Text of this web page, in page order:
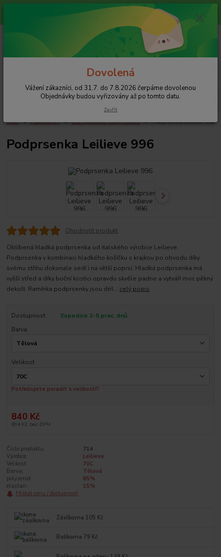
Vážení zákazníci, od 31.7. do 7.8.2026 čerpáme dovolenou
Objednávky budou vyřizovány až po tomto datu.
+420 608 754 282
pište email, pokud nezvedám tel.
Úvod Podprsenky Bez vycpávek, nevyztužené Podprsenka Leilieve 996
Podprsenka Leilieve 996
Ohodnotit produkt
Oblíbená hladká podprsenka od italského výrobce Leilieve.
Podprsenka v kombinaci hladkého košíčku s krajkou po obvodu díky
svému střihu dokonale sedí i na větší poprsí. Hladká podprsenka má
vyšší střed a díky boční kostici opravdu skvěle padne a vytváří moc pěkný
dekolt. Ramínka podprsenky jsou dél... celý popis
Dostupnost
Expedice 2-5 prac. dnů
Barva
Velikost
Potřebujete poradit s velikostí?
840 Kč
694 Kč bez DPH
Číslo produktu:
714
Výrobce:
Leilieve
Velikost:
70C
Barva:
Tělová
polyamid:
85%
elastan:
15%
Hlídat cenu / dostupnost
Zásilkovna 105 Kč
Balíkovna 79 Kč
Dovolená
Vážení zákazníci, od 31.7. do 7.8.2026 čerpáme dovolenou
Objednávky budou vyřizovány až po tomto datu.
Zavřít